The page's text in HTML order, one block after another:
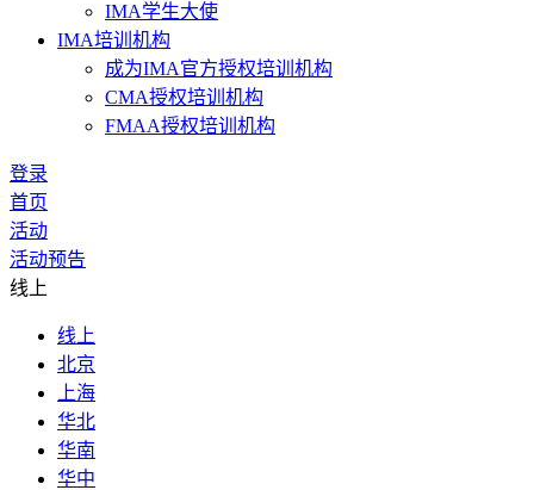
IMA学生大使
IMA培训机构
成为IMA官方授权培训机构
CMA授权培训机构
FMAA授权培训机构
登录
首页
活动
活动预告
线上
线上
北京
上海
华北
华南
华中